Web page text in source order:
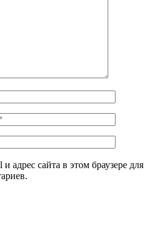
адрес сайта в этом браузере для